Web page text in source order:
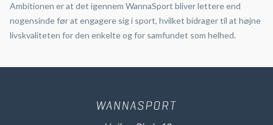
Ambitionen er at det igennem WannaSport bliver lettere end
nogensinde før at engagere sig i sport, hvilket bidrager til at højne
livskvaliteten for den enkelte og for samfundet som helhed.